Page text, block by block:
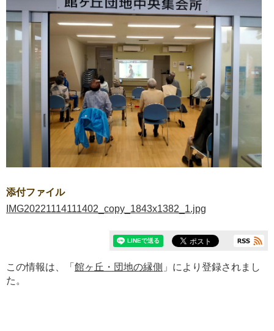
添付ファイル
IMG20221114111402_copy_1843x1382_1.jpg
この情報は、「 館ヶ丘・団地の縁側 」により登録されまし
た。